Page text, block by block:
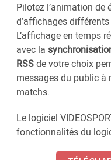
Pilotez l’animation de
d’affichages
L’affichage en temps
avec la
RSSde votre choix
messages du public à
matchs.
Le logiciel
fonctionnalités du